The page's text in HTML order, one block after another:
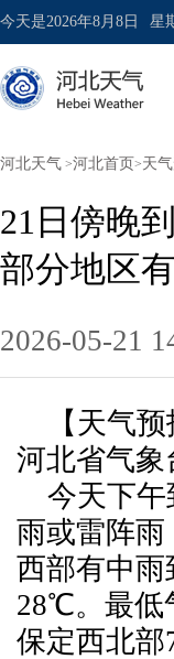
今天是2026年8月8日 星
河北天气 >河北首页 >天
21日傍晚
部分地区
2026-05-21
【天气预
河北省气象
今天下午
雨或雷阵
西部有中雨
28℃。最低
保定西北